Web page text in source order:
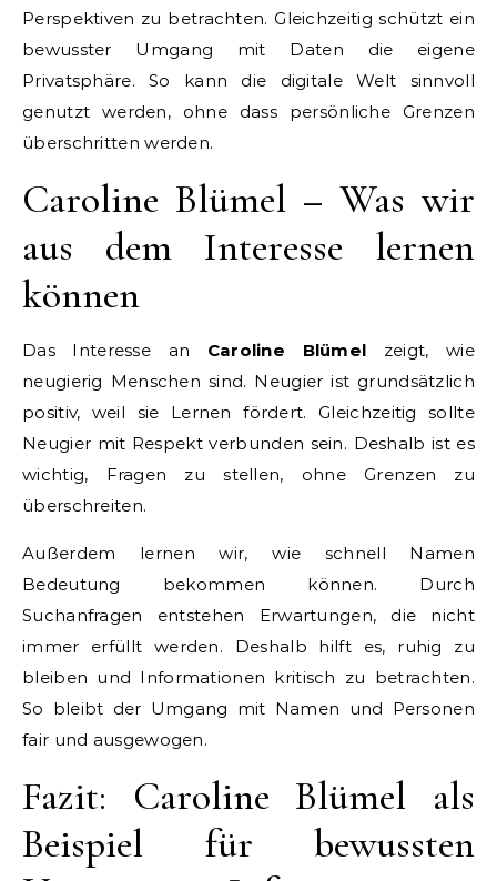
Perspektiven zu betrachten. Gleichzeitig schützt ein
bewusster Umgang mit Daten die eigene
Privatsphäre. So kann die digitale Welt sinnvoll
genutzt werden, ohne dass persönliche Grenzen
überschritten werden.
Caroline Blümel – Was wir
aus dem Interesse lernen
können
Das Interesse an Caroline Blümel zeigt, wie
neugierig Menschen sind. Neugier ist grundsätzlich
positiv, weil sie Lernen fördert. Gleichzeitig sollte
Neugier mit Respekt verbunden sein. Deshalb ist es
wichtig, Fragen zu stellen, ohne Grenzen zu
überschreiten.
Außerdem lernen wir, wie schnell Namen
Bedeutung bekommen können. Durch
Suchanfragen entstehen Erwartungen, die nicht
immer erfüllt werden. Deshalb hilft es, ruhig zu
bleiben und Informationen kritisch zu betrachten.
So bleibt der Umgang mit Namen und Personen
fair und ausgewogen.
Fazit: Caroline Blümel als
Beispiel für bewussten